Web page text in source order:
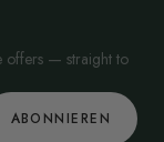
offers — straight to
ABONNIEREN